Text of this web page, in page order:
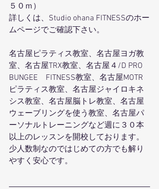
５０ｍ）
詳しくは、Studio ohana FITNESSのホー
ムページでご確認下さい。
名古屋ピラティス教室、名古屋ヨガ教
室、名古屋TRX教室、名古屋４/D PRO
BUNGEE　FITNESS教室、名古屋MOTR
ピラティス教室、名古屋ジャイロキネ
シス教室、名古屋脳トレ教室、名古屋
ウェーブリングを使う教室、名古屋パ
ーソナルトレーニングなど週に３０本
以上のレッスンを開校しております。
少人数制なのではじめての方でも解り
やすく安心です。